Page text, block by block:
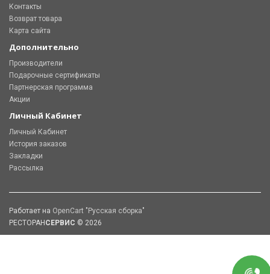
Контакты
Возврат товара
Карта сайта
Дополнительно
Производители
Подарочные сертификаты
Партнерская программа
Акции
Личный Кабинет
Личный Кабинет
История заказов
Закладки
Рассылка
Работает на OpenCart "Русская сборка"
РЕСТОРАН СЕРВИС © 2026